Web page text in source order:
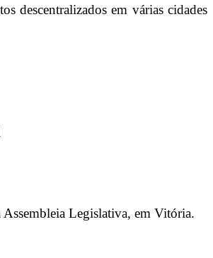
descentralizados em várias cidades
Legislativa, em Vitória.